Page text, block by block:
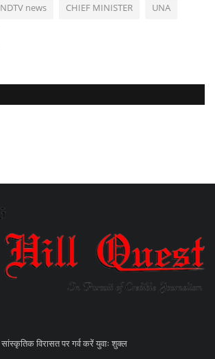
NDTV news CHIEF MINISTER UNA
सांस्कृतिक विरासत पर गर्व करें युवाः शुक्ल